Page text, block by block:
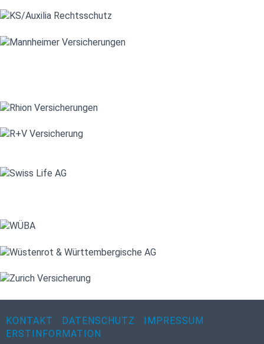
KONTAKT DATENSCHUTZ
IMPRESSUM
ERSTINFORMATION